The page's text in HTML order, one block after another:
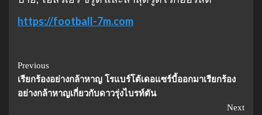
https://football-7m.com
Continue
Reading
Previous
เรียกร้องอย่างกล้าหาญ โรแบร์โต้เดอแซร์บี้ออกมาเรียกร้อง
อย่างกล้าหาญเกี่ยวกับดาวรุ่งไบรท์ตัน
Next